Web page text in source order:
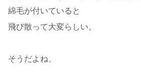
綿毛が付いていると
飛び散って大変らしい。
そうだよね、